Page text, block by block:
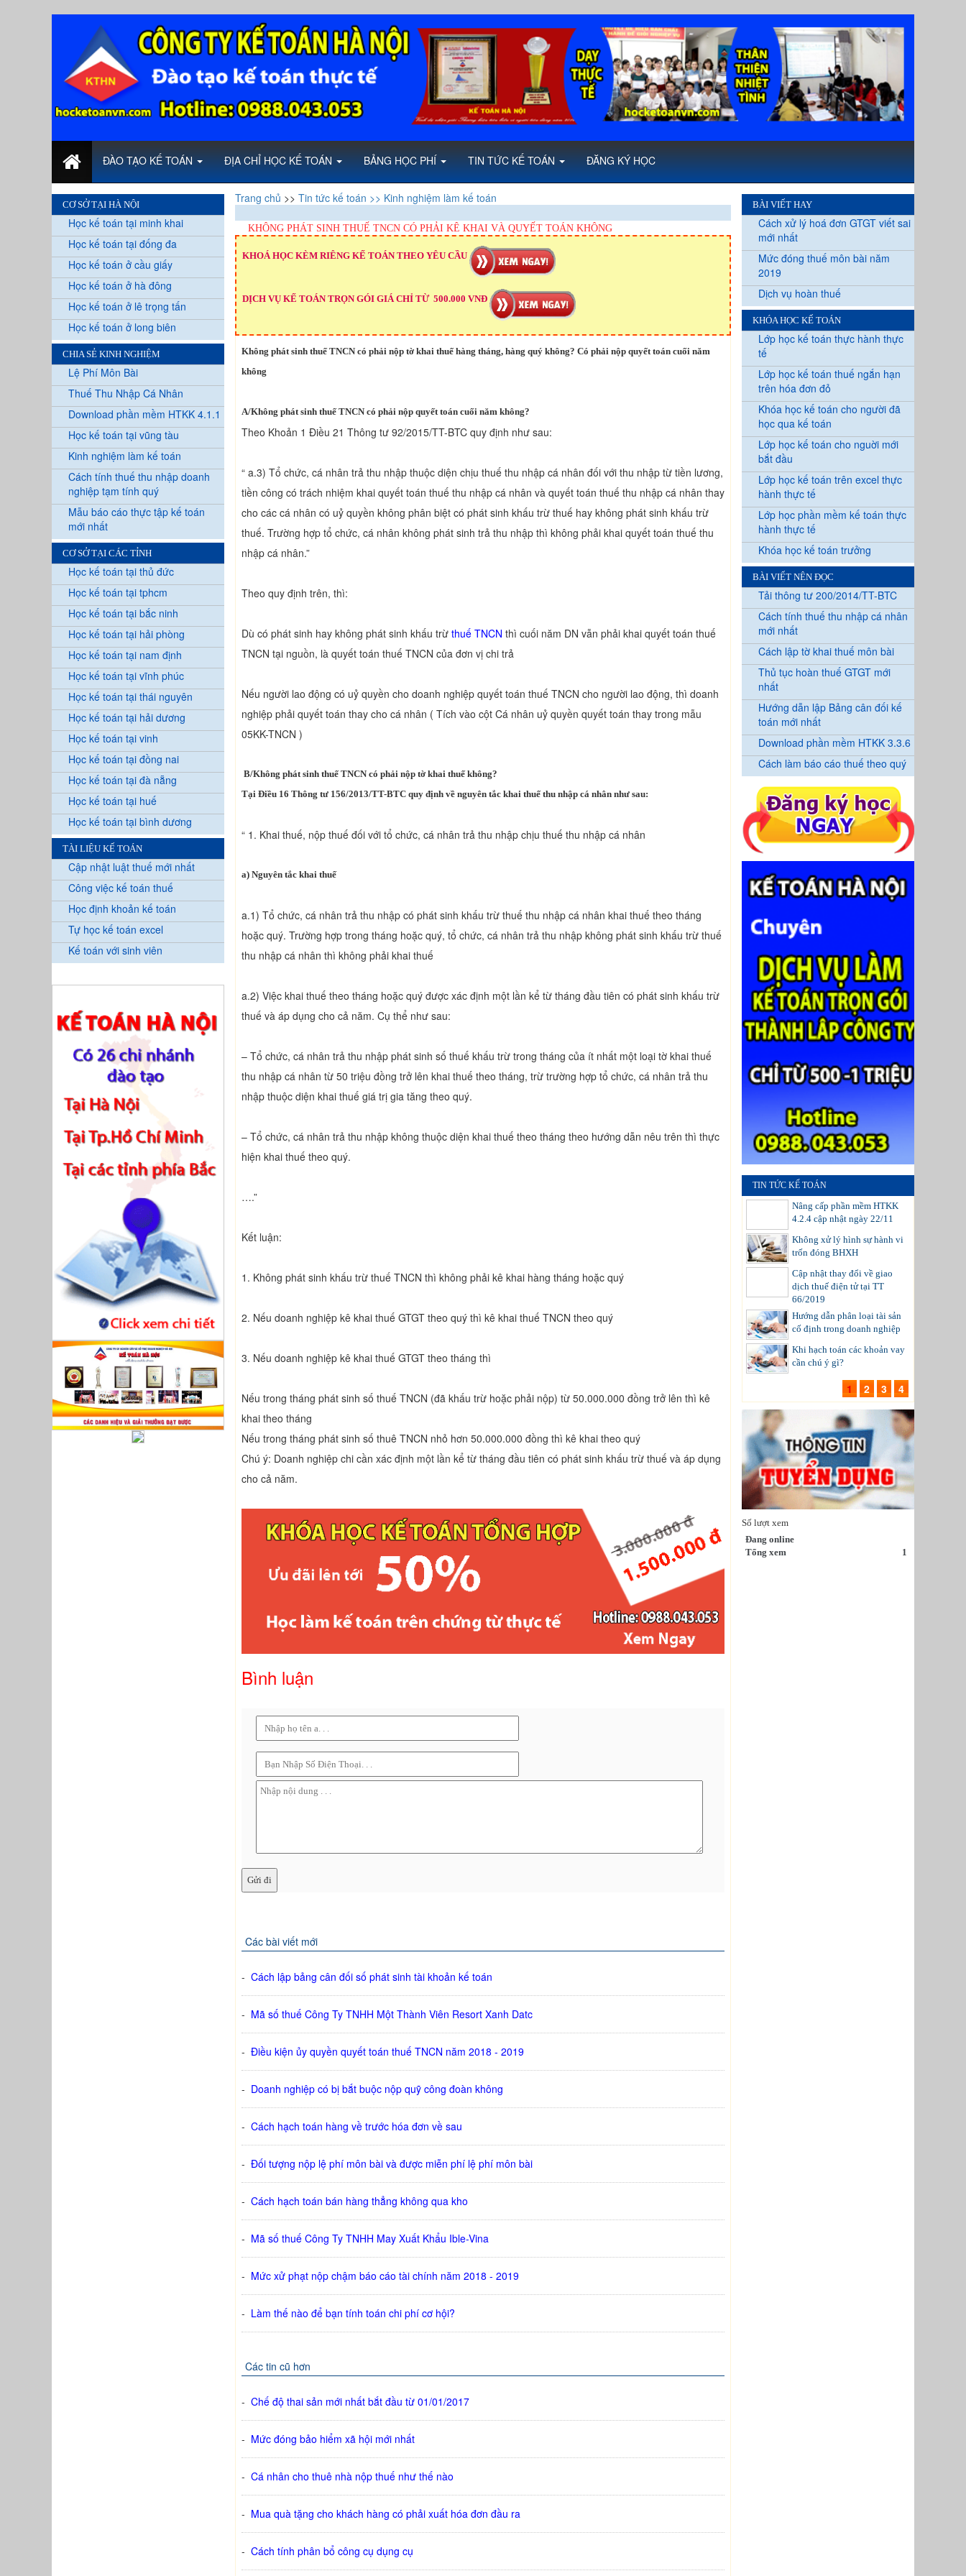
ĐÀO TẠO KẾ TOÁN ĐỊA CHỈ HỌC KẾ TOÁN BẢNG HỌC PHÍ TIN TỨC KẾ TOÁN ĐĂNG KÝ HỌC
CƠ SỞ TẠI HÀ NỘI
Học kế toán tại minh khai
Học kế toán tại đống đa
Học kế toán ở cầu giấy
Học kế toán ở hà đông
Học kế toán ở lê trọng tấn
Học kế toán ở long biên
CHIA SẺ KINH NGHIỆM
Lệ Phí Môn Bài
Thuế Thu Nhập Cá Nhân
Download phần mềm HTKK 4.1.1
Học kế toán tại vũng tàu
Kinh nghiệm làm kế toán
Cách tính thuế thu nhập doanh
nghiệp tạm tính quý
Mẫu báo cáo thực tập kế toán
mới nhất
CƠ SỞ TẠI CÁC TỈNH
Học kế toán tại thủ đức
Học kế toán tại tphcm
Học kế toán tại bắc ninh
Học kế toán tại hải phòng
Học kế toán tại nam định
Học kế toán tại vĩnh phúc
Học kế toán tại thái nguyên
Học kế toán tại hải dương
Học kế toán tại vinh
Học kế toán tại đồng nai
Học kế toán tại đà nẵng
Học kế toán tại huế
Học kế toán tại bình dương
TÀI LIỆU KẾ TOÁN
Cập nhật luật thuế mới nhất
Công việc kế toán thuế
Học định khoản kế toán
Tự học kế toán excel
Kế toán với sinh viên
Trang chủ >> Tin tức kế toán >> Kinh nghiệm làm kế toán
KHÔNG PHÁT SINH THUẾ TNCN CÓ PHẢI KÊ KHAI VÀ QUYẾT TOÁN KHÔNG
KHOÁ HỌC KÈM RIÊNG KẾ TOÁN THEO YÊU CẦU
DỊCH VỤ KẾ TOÁN TRỌN GÓI GIÁ CHỈ TỪ 500.000 VNĐ
Không phát sinh thuế TNCN có phải nộp tờ khai thuế hàng tháng, hàng quý không? Có phải nộp quyết toán cuối năm
không
A/Không phát sinh thuế TNCN có phải nộp quyết toán cuối năm không?
Theo Khoản 1 Điều 21 Thông tư 92/2015/TT-BTC quy định như sau:
“ a.3) Tổ chức, cá nhân trả thu nhập thuộc diện chịu thuế thu nhập cá nhân đối với thu nhập từ tiền lương,
tiền công có trách nhiệm khai quyết toán thuế thu nhập cá nhân và quyết toán thuế thu nhập cá nhân thay
cho các cá nhân có uỷ quyền không phân biệt có phát sinh khấu trừ thuế hay không phát sinh khấu trừ
thuế. Trường hợp tổ chức, cá nhân không phát sinh trả thu nhập thì không phải khai quyết toán thuế thu
nhập cá nhân.”
Theo quy định trên, thì:
Dù có phát sinh hay không phát sinh khấu trừ thuế TNCN thì cuối năm DN vẫn phải khai quyết toán thuế
TNCN tại nguồn, là quyết toán thuế TNCN của đơn vị chi trả
Nếu người lao động có uỷ quyền cho doanh nghiệp quyết toán thuế TNCN cho người lao động, thì doanh
nghiệp phải quyết toán thay cho cá nhân ( Tích vào cột Cá nhân uỷ quyền quyết toán thay trong mẫu
05KK-TNCN )
B/Không phát sinh thuế TNCN có phải nộp tờ khai thuế không?
Tại Điều 16 Thông tư 156/2013/TT-BTC quy định về nguyên tắc khai thuế thu nhập cá nhân như sau:
“ 1. Khai thuế, nộp thuế đối với tổ chức, cá nhân trả thu nhập chịu thuế thu nhập cá nhân
a) Nguyên tắc khai thuế
a.1) Tổ chức, cá nhân trả thu nhập có phát sinh khấu trừ thuế thu nhập cá nhân khai thuế theo tháng
hoặc quý. Trường hợp trong tháng hoặc quý, tổ chức, cá nhân trả thu nhập không phát sinh khấu trừ thuế
thu nhập cá nhân thì không phải khai thuế
a.2) Việc khai thuế theo tháng hoặc quý được xác định một lần kể từ tháng đầu tiên có phát sinh khấu trừ
thuế và áp dụng cho cả năm. Cụ thể như sau:
– Tổ chức, cá nhân trả thu nhập phát sinh số thuế khấu trừ trong tháng của ít nhất một loại tờ khai thuế
thu nhập cá nhân từ 50 triệu đồng trở lên khai thuế theo tháng, trừ trường hợp tổ chức, cá nhân trả thu
nhập thuộc diện khai thuế giá trị gia tăng theo quý.
– Tổ chức, cá nhân trả thu nhập không thuộc diện khai thuế theo tháng theo hướng dẫn nêu trên thì thực
hiện khai thuế theo quý.
….”
Kết luận:
1. Không phát sinh khấu trừ thuế TNCN thì không phải kê khai hàng tháng hoặc quý
2. Nếu doanh nghiệp kê khai thuế GTGT theo quý thì kê khai thuế TNCN theo quý
3. Nếu doanh nghiệp kê khai thuế GTGT theo tháng thì
Nếu trong tháng phát sinh số thuế TNCN (đã khấu trừ hoặc phải nộp) từ 50.000.000 đồng trở lên thì kê
khai theo tháng
Nếu trong tháng phát sinh số thuê TNCN nhỏ hơn 50.000.000 đồng thì kê khai theo quý
Chú ý: Doanh nghiệp chi cần xác định một lần kể từ tháng đầu tiên có phát sinh khấu trừ thuế và áp dụng
cho cả năm.
Bình luận
Các bài viết mới
- Cách lập bảng cân đối số phát sinh tài khoản kế toán
- Mã số thuế Công Ty TNHH Một Thành Viên Resort Xanh Datc
- Điều kiện ủy quyền quyết toán thuế TNCN năm 2018 - 2019
- Doanh nghiệp có bị bắt buộc nộp quỹ công đoàn không
- Cách hạch toán hàng về trước hóa đơn về sau
- Đối tượng nộp lệ phí môn bài và được miễn phí lệ phí môn bài
- Cách hạch toán bán hàng thẳng không qua kho
- Mã số thuế Công Ty TNHH May Xuất Khẩu Ible-Vina
- Mức xử phạt nộp chậm báo cáo tài chính năm 2018 - 2019
- Làm thế nào để bạn tính toán chi phí cơ hội?
Các tin cũ hơn
- Chế độ thai sản mới nhất bắt đầu từ 01/01/2017
- Mức đóng bảo hiểm xã hội mới nhất
- Cá nhân cho thuê nhà nộp thuế như thế nào
- Mua quà tặng cho khách hàng có phải xuất hóa đơn đầu ra
- Cách tính phân bổ công cụ dụng cụ
BÀI VIẾT HAY
Cách xử lý hoá đơn GTGT viết sai
mới nhất
Mức đóng thuế môn bài năm
2019
Dịch vụ hoàn thuế
KHÓA HỌC KẾ TOÁN
Lớp học kế toán thực hành thực
tế
Lớp học kế toán thuế ngắn hạn
trên hóa đơn đỏ
Khóa học kế toán cho người đã
học qua kế toán
Lớp học kế toán cho nguời mới
bắt đầu
Lớp học kế toán trên excel thực
hành thực tế
Lớp học phần mềm kế toán thực
hành thực tế
Khóa học kế toán trưởng
BÀI VIẾT NÊN ĐỌC
Tải thông tư 200/2014/TT-BTC
Cách tính thuế thu nhập cá nhân
mới nhất
Cách lập tờ khai thuế môn bài
Thủ tục hoàn thuế GTGT mới
nhất
Hướng dẫn lập Bảng cân đối kế
toán mới nhất
Download phần mềm HTKK 3.3.6
Cách làm báo cáo thuế theo quý
TIN TỨC KẾ TOÁN
Nâng cấp phần mềm HTKK
4.2.4 cập nhật ngày 22/11
Không xử lý hình sự hành vi
trốn đóng BHXH
Cập nhật thay đổi về giao
dịch thuế điện tử tại TT
66/2019
Hướng dẫn phân loại tài sản
cố định trong doanh nghiệp
Khi hạch toán các khoản vay
cần chú ý gì?
1 2 3 4
Số lượt xem
Đang online
Tổng xem
1